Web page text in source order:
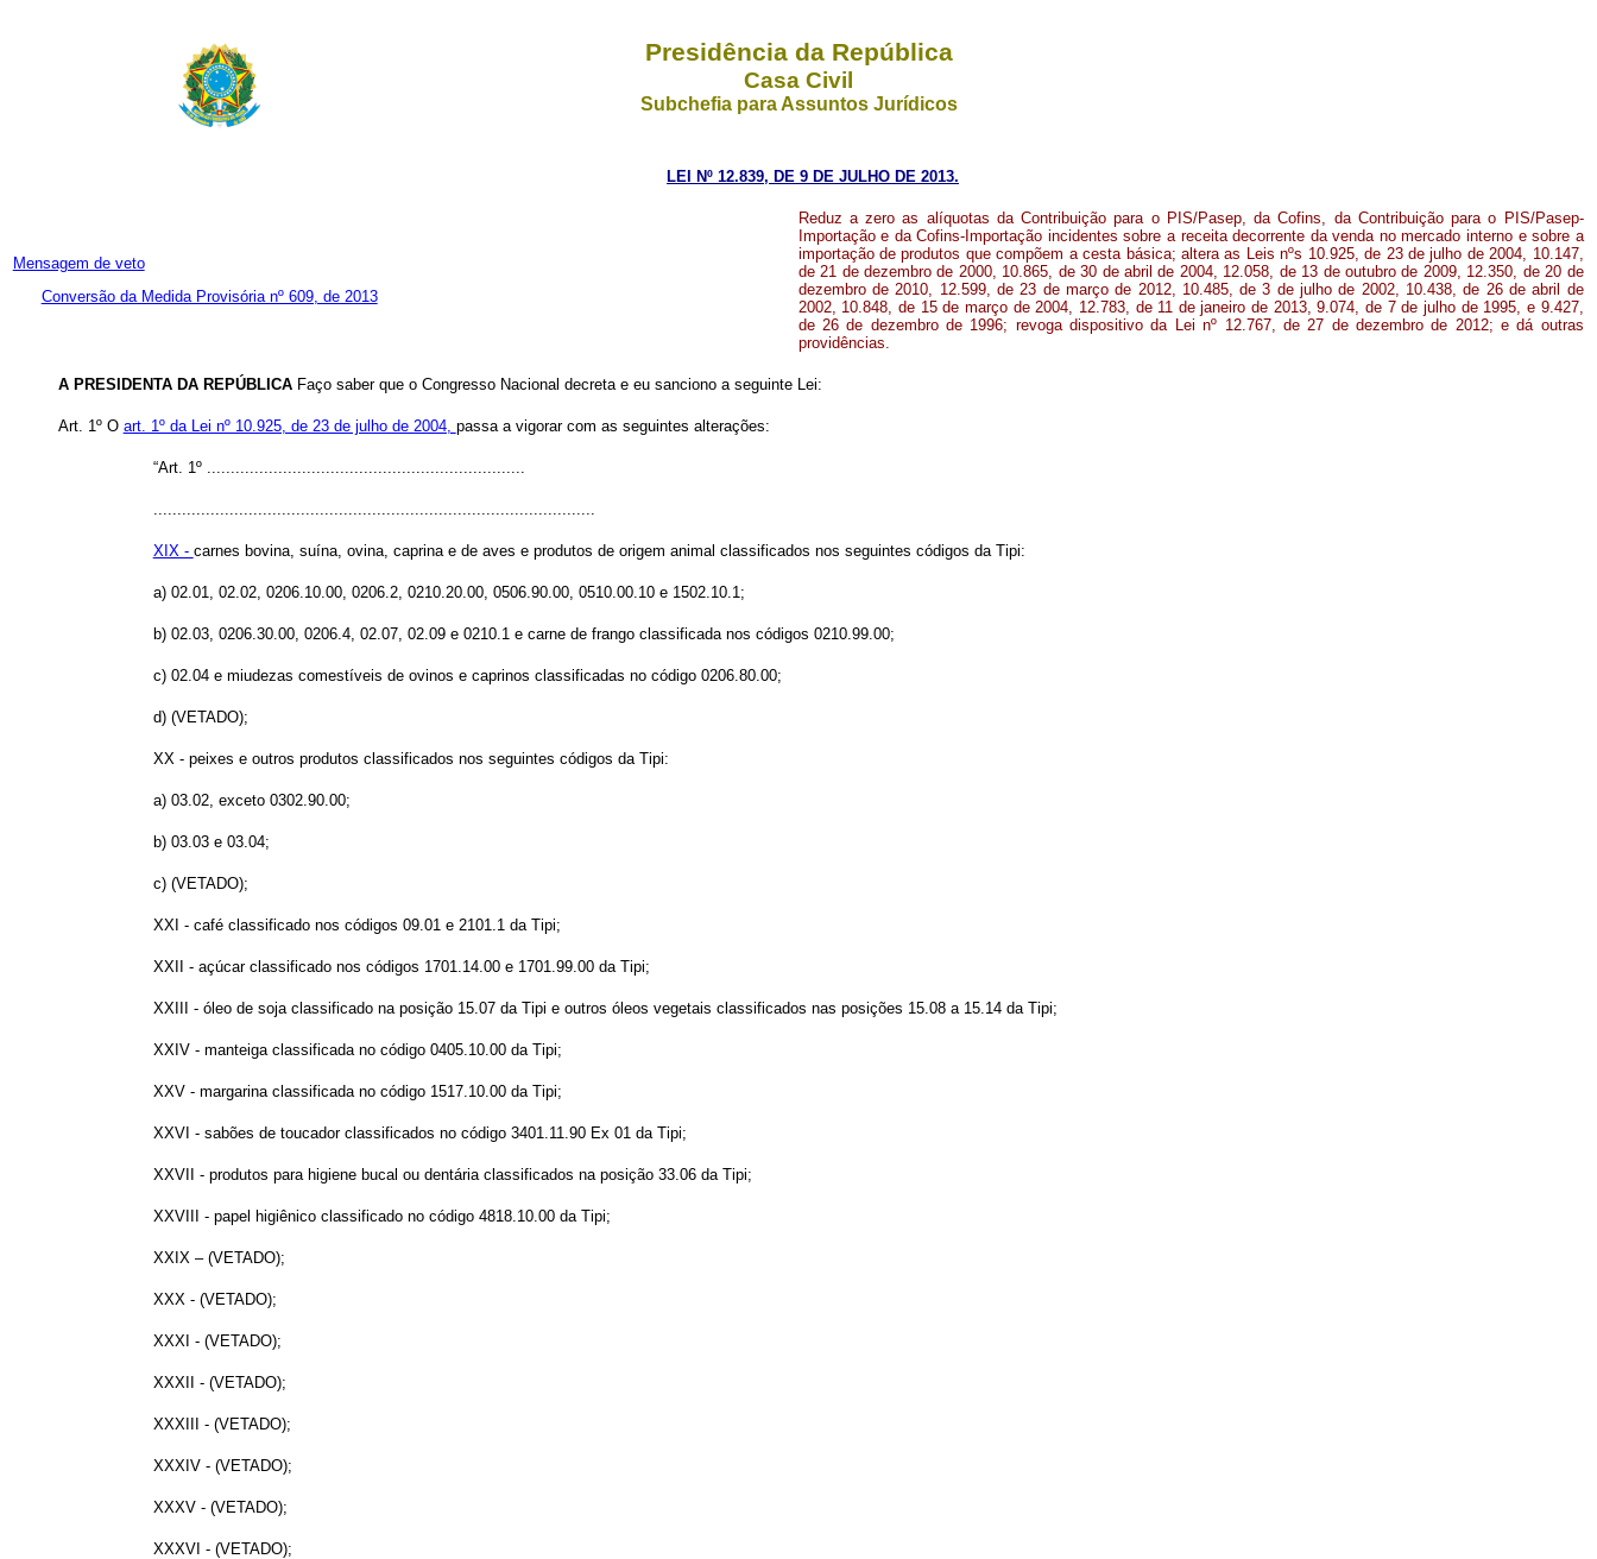
Presidência da República
Casa Civil
Subchefia para Assuntos Jurídicos
LEI Nº 12.839, DE 9 DE JULHO DE 2013.
Mensagem de veto
Conversão da Medida Provisória nº 609, de 2013
Reduz a zero as alíquotas da Contribuição para o PIS/Pasep, da Cofins, da Contribuição para o PIS/Pasep-
Importação e da Cofins-Importação incidentes sobre a receita decorrente da venda no mercado interno e sobre a
importação de produtos que compõem a cesta básica; altera as Leis nºs 10.925, de 23 de julho de 2004, 10.147,
de 21 de dezembro de 2000, 10.865, de 30 de abril de 2004, 12.058, de 13 de outubro de 2009, 12.350, de 20 de
dezembro de 2010, 12.599, de 23 de março de 2012, 10.485, de 3 de julho de 2002, 10.438, de 26 de abril de
2002, 10.848, de 15 de março de 2004, 12.783, de 11 de janeiro de 2013, 9.074, de 7 de julho de 1995, e 9.427,
de 26 de dezembro de 1996; revoga dispositivo da Lei nº 12.767, de 27 de dezembro de 2012; e dá outras
providências.
A PRESIDENTA DA REPÚBLICA Faço saber que o Congresso Nacional decreta e eu sanciono a seguinte Lei:
Art. 1º O art. 1º da Lei nº 10.925, de 23 de julho de 2004, passa a vigorar com as seguintes alterações:
“Art. 1º ...................................................................
XIX - carnes bovina, suína, ovina, caprina e de aves e produtos de origem animal classificados nos seguintes códigos da Tipi:
a) 02.01, 02.02, 0206.10.00, 0206.2, 0210.20.00, 0506.90.00, 0510.00.10 e 1502.10.1;
b) 02.03, 0206.30.00, 0206.4, 02.07, 02.09 e 0210.1 e carne de frango classificada nos códigos 0210.99.00;
c) 02.04 e miudezas comestíveis de ovinos e caprinos classificadas no código 0206.80.00;
d) (VETADO);
XX - peixes e outros produtos classificados nos seguintes códigos da Tipi:
a) 03.02, exceto 0302.90.00;
b) 03.03 e 03.04;
c) (VETADO);
XXI - café classificado nos códigos 09.01 e 2101.1 da Tipi;
XXII - açúcar classificado nos códigos 1701.14.00 e 1701.99.00 da Tipi;
XXIII - óleo de soja classificado na posição 15.07 da Tipi e outros óleos vegetais classificados nas posições 15.08 a 15.14 da Tipi;
XXIV - manteiga classificada no código 0405.10.00 da Tipi;
XXV - margarina classificada no código 1517.10.00 da Tipi;
XXVI - sabões de toucador classificados no código 3401.11.90 Ex 01 da Tipi;
XXVII - produtos para higiene bucal ou dentária classificados na posição 33.06 da Tipi;
XXVIII - papel higiênico classificado no código 4818.10.00 da Tipi;
XXIX – (VETADO);
XXX - (VETADO);
XXXI - (VETADO);
XXXII - (VETADO);
XXXIII - (VETADO);
XXXIV - (VETADO);
XXXV - (VETADO);
XXXVI - (VETADO);